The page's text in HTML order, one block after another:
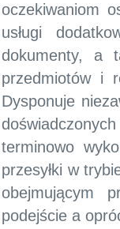
oczekiwaniom
usługi
dokumenty, a
przedmiotów i
Dysponuje
terminowo
przesyłki w
obejmującym
podejście a